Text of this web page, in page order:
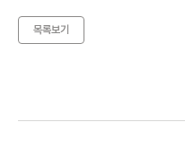
목록보기